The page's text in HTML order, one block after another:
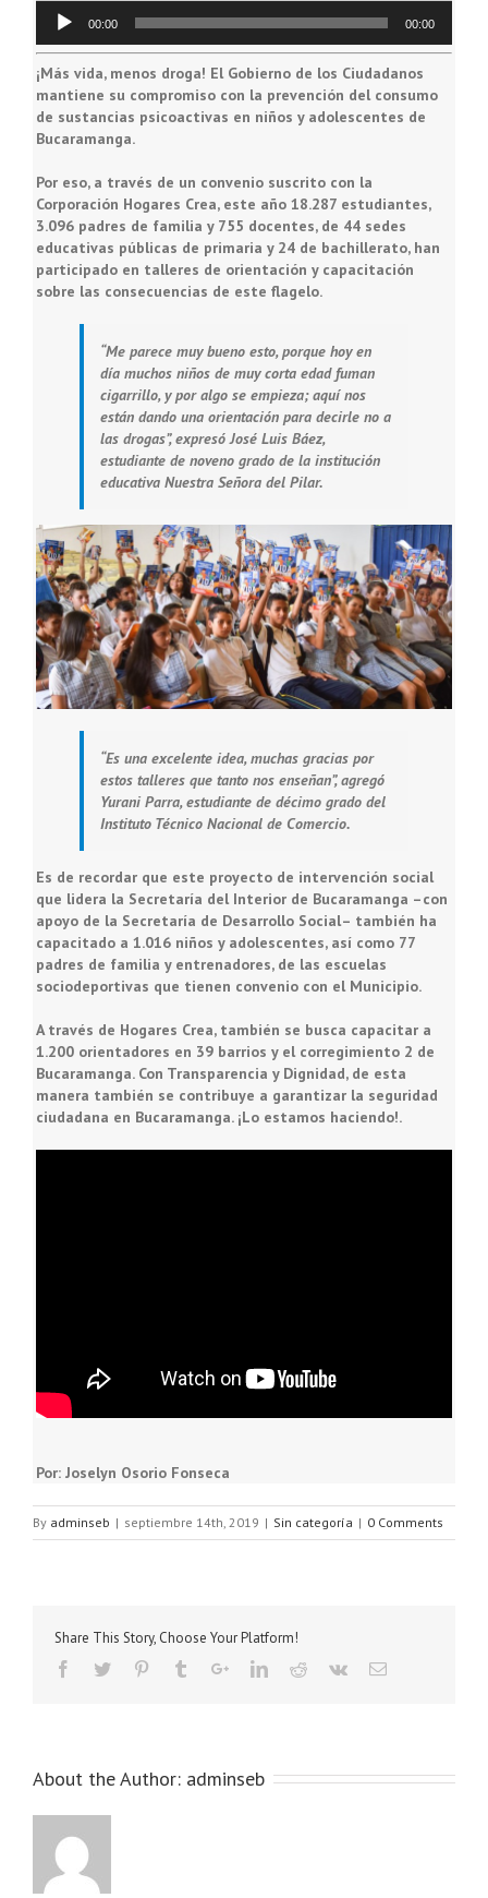
Reproductor
audio
00:00 00:00
¡Más vida, menos droga! El Gobierno de los Ciudadanos
mantiene su compromiso con la prevención del consumo
de sustancias psicoactivas en niños y adolescentes de
Bucaramanga.
Por eso, a través de un convenio suscrito con la
Corporación Hogares Crea, este año 18.287 estudiantes,
3.096 padres de familia y 755 docentes, de 44 sedes
educativas públicas de primaria y 24 de bachillerato, han
participado en talleres de orientación y capacitación
sobre las consecuencias de este flagelo.
“Me parece muy bueno esto, porque hoy en
día muchos niños de muy corta edad fuman
cigarrillo, y por algo se empieza; aquí nos
están dando una orientación para decirle no a
las drogas”, expresó José Luis Báez,
estudiante de noveno grado de la institución
educativa Nuestra Señora del Pilar.
“Es una excelente idea, muchas gracias por
estos talleres que tanto nos enseñan”, agregó
Yurani Parra, estudiante de décimo grado del
Instituto Técnico Nacional de Comercio.
Es de recordar que este proyecto de intervención social
que lidera la Secretaría del Interior de Bucaramanga –con
apoyo de la Secretaría de Desarrollo Social– también ha
capacitado a 1.016 niños y adolescentes, así como 77
padres de familia y entrenadores, de las escuelas
sociodeportivas que tienen convenio con el Municipio.
A través de Hogares Crea, también se busca capacitar a
1.200 orientadores en 39 barrios y el corregimiento 2 de
Bucaramanga. Con Transparencia y Dignidad, de esta
manera también se contribuye a garantizar la seguridad
ciudadana en Bucaramanga. ¡Lo estamos haciendo!.
Por: Joselyn Osorio Fonseca
By adminseb | septiembre 14th, 2019 | Sin categoría | 0 Comments
Share This Story, Choose Your Platform!
About the Author: adminseb